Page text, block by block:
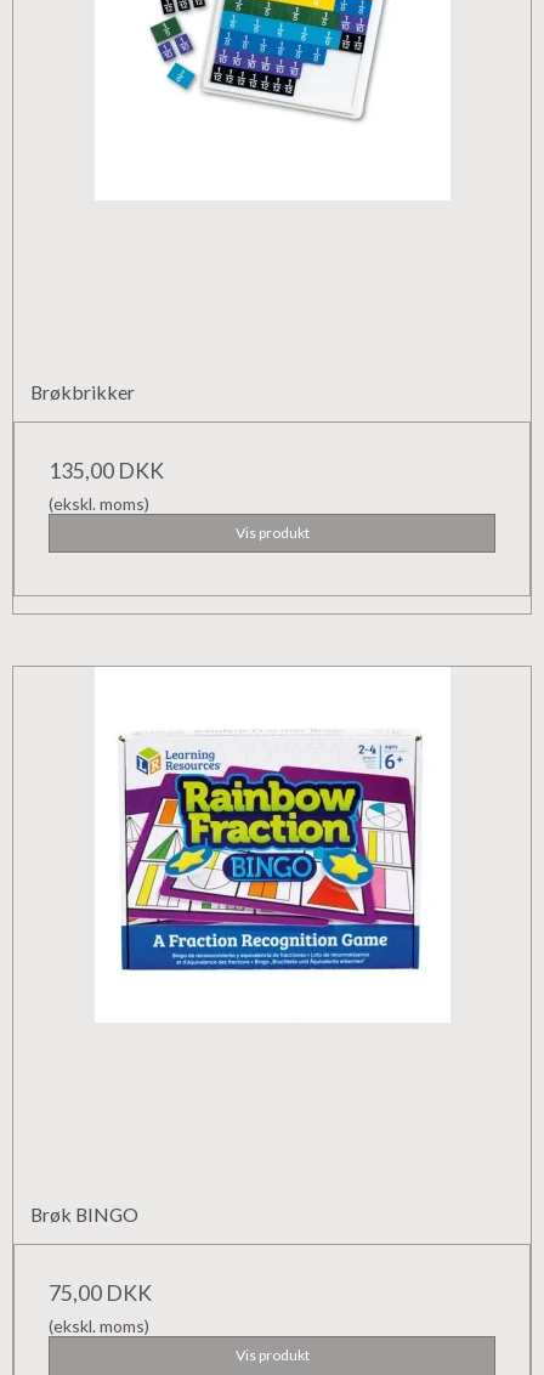
Brøkbrikker
135,00 DKK
(ekskl. moms)
Vis produkt
Brøk BINGO
75,00 DKK
(ekskl. moms)
Vis produkt